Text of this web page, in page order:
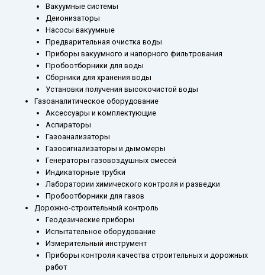
Вакуумные системы
Деионизаторы
Насосы вакуумные
Предварительная очистка воды
Приборы вакуумного и напорного фильтрования
Пробоотборники для воды
Сборники для хранения воды
Установки получения высокочистой воды
Газоаналитическое оборудование
Аксессуары и комплектующие
Аспираторы
Газоанализаторы
Газосигнализаторы и дымомеры
Генераторы газовоздушных смесей
Индикаторные трубки
Лаборатории химического контроля и разведки
Пробоотборники для газов
Дорожно-строительный контроль
Геодезические приборы
Испытательное оборудование
Измерительный инструмент
Приборы контроля качества строительных и дорожных
работ